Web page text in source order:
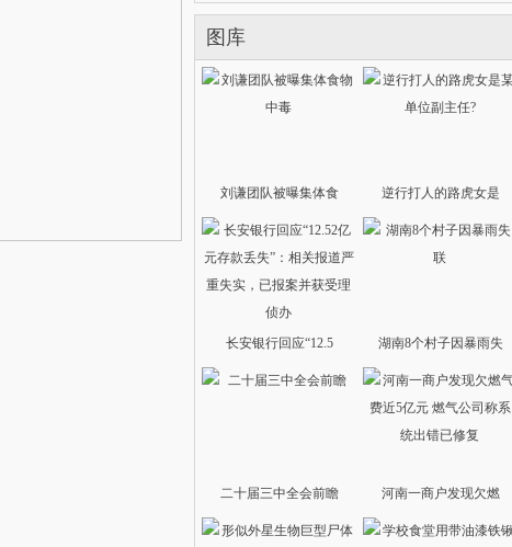
图库
刘谦团队被曝集体食 逆行打人的路虎女是
长安银行回应“12.5 湖南8个村子因暴雨失
二十届三中全会前瞻 河南一商户发现欠燃